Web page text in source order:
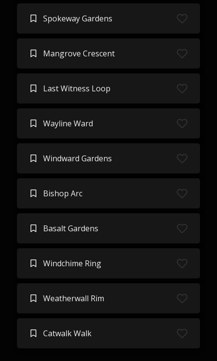
Spokeway Gardens
Mangrove Crescent
Last Witness Loop
Wayline Ward
Windward Gardens
Bishop Arc
Basalt Gardens
Windchime Ring
Weatherwall Rim
Catwalk Walk